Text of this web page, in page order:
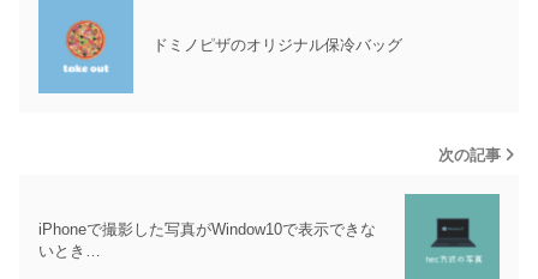
ドミノピザのオリジナル保冷バッグ
次の記事
iPhoneで撮影した写真がWindow10で表示できな
いとき…